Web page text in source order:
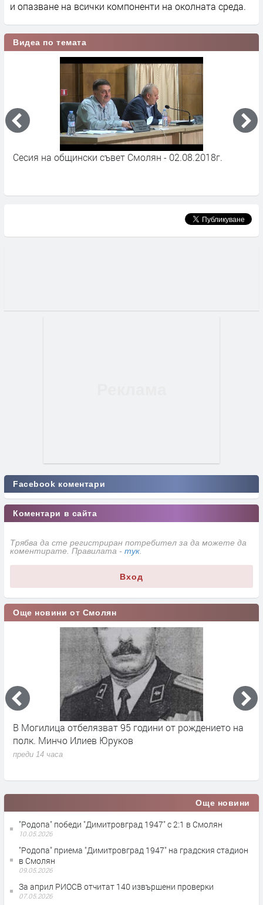
и опазване на всички компоненти на околната среда.
Видеа по темата
Сесия на общински съвет Смолян - 02.08.2018г.
Facebook коментари
Коментари в сайта
Трябва да сте регистриран потребител за да можете да
коментирате. Правилата - тук
Вход
Още новини от Смолян
В Могилица отбелязват 95 години от рождението на
полк. Минчо Илиев Юруков
преди 14 часа
Още новини
"Родопа" победи "Димитровград 1947" с 2:1 в Смолян
10.05.2026
"Родопа" приема "Димитровград 1947" на градския стадион
в Смолян
09.05.2026
За април РИОСВ отчитат 140 извършени проверки
07.05.2026